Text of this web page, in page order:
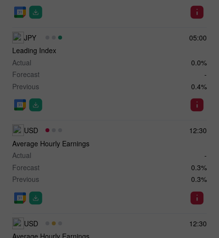
05:00
JPY
Leading Index
Actual
0.0%
Forecast
-
Previous
0.4%
12:30
USD
Average Hourly Earnings
Actual
-
Forecast
0.3%
Previous
0.3%
12:30
USD